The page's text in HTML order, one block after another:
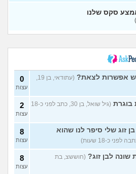
אני
10
(Pita, בן
4
עצות
עצות
14
עצות
את
5
עצות
סקס שלנו
אפשרות לצאת?
(עתודאי, בן 19,
0
עצות
בוגרת
(גיל שואל, בן 30, כתב לפני כ-18
2
עצות
זוג שלי סיפר לנו שהוא
8
עצות
שונה לבן זוג? (חוששצ, בת
8
עצות